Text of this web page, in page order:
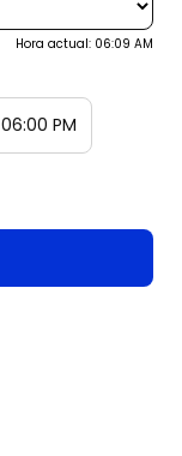
Hora actual: 06:09 AM
06:00 PM